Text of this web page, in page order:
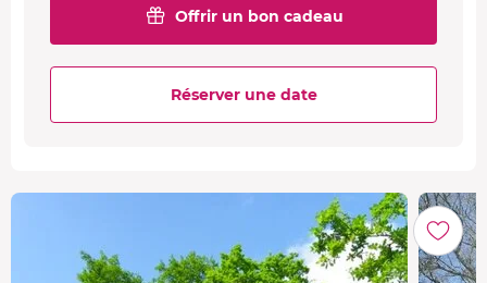
Offrir un bon cadeau
Réserver une date